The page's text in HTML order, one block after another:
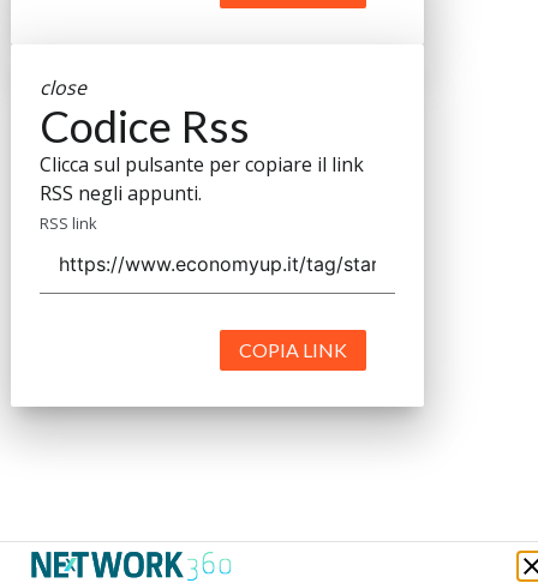
close
Codice Rss
Clicca sul pulsante per copiare il link
RSS negli appunti.
RSS link
COPIA LINK